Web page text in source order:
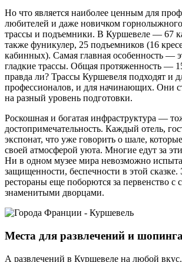
Но что является наиболее ценным для
любителей и даже новичком горнолыжного
трассы и подъемники. В Куршевеле — 67
также фуникулер, 25 подъемников (16
кабинных). Самая главная особенность —
гладкие трассы. Общая протяженность —
правда ли? Трассы Куршевеля подходят и
профессионалов, и для начинающих. Они
на разный уровень подготовки.
Роскошная и богатая инфраструктура —
достопримечательность. Каждый отель,
экспонат, что уже говорить о шале,
своей атмосферой уюта. Многие едут за
Ни в одном музее мира невозможно
защищенности, беспечности в этой
рестораны еще поборются за первенство с
знаменитыми дворцами.
Места для развлечений и
А развлечений в Куршевеле на любой